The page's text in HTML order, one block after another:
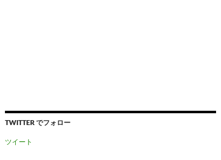
TWITTER でフォロー
ツイート